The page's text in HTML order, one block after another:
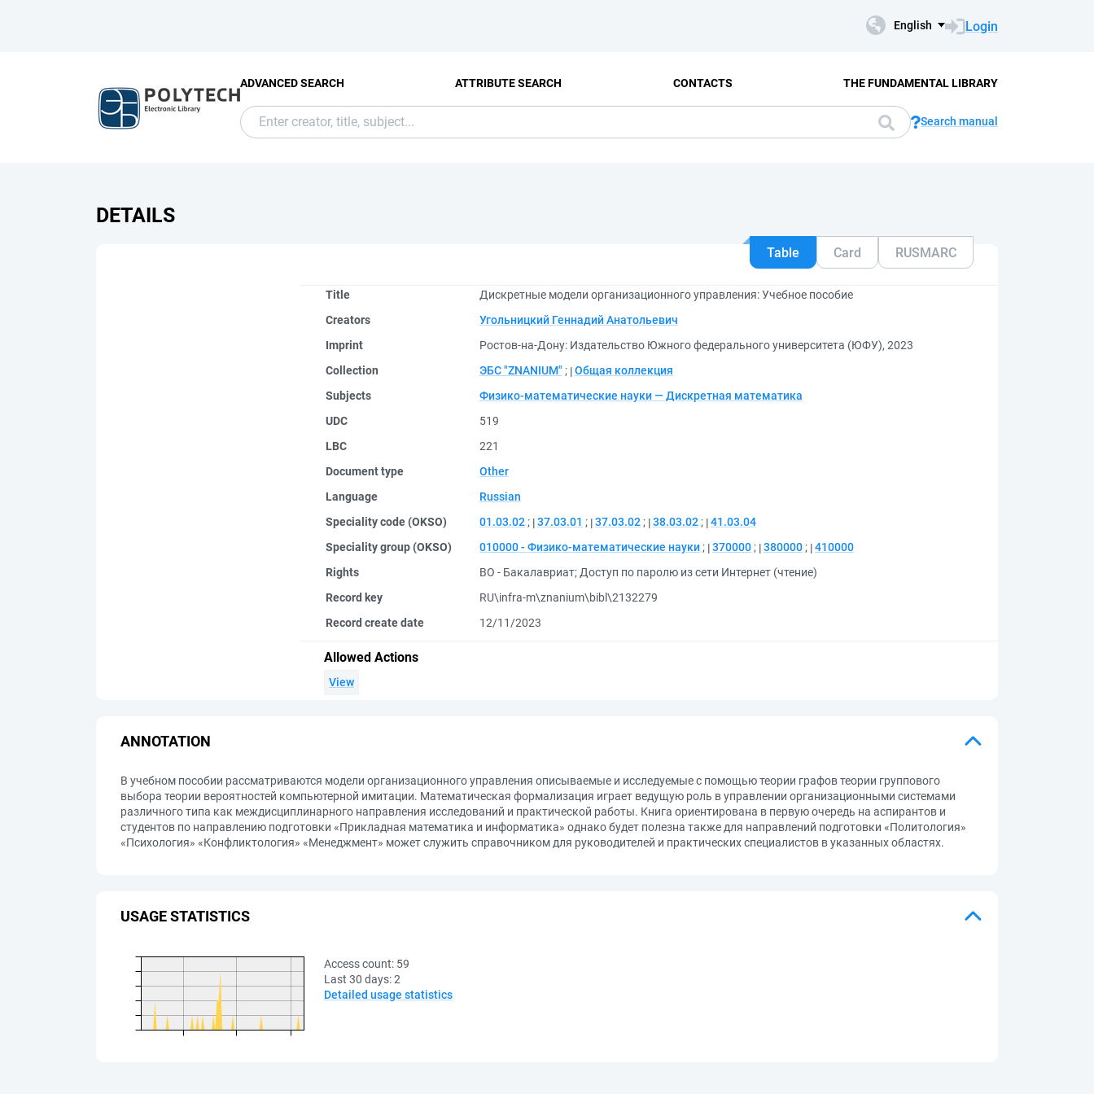
English Login
ADVANCED SEARCH ATTRIBUTE SEARCH CONTACTS THE FUNDAMENTAL LIBRARY
Search manual
DETAILS
Table Card RUSMARC
Title
Дискретные модели организационного управления: Учебное пособие
Creators
Угольницкий Геннадий Анатольевич
Imprint
Ростов-на-Дону: Издательство Южного федерального университета (ЮФУ), 2023
Collection
ЭБС "ZNANIUM" ; Общая коллекция
Subjects
Физико-математические науки — Дискретная математика
UDC
519
LBC
221
Document type
Other
Language
Russian
Speciality code (OKSO)
01.03.02 ; 37.03.01 ; 37.03.02 ; 38.03.02 ; 41.03.04
Speciality group (OKSO)
010000 - Физико-математические науки ; 370000 ; 380000 ; 410000
Rights
ВО - Бакалавриат; Доступ по паролю из сети Интернет (чтение)
Record key
RU\infra-m\znanium\bibl\2132279
Record create date
12/11/2023
Allowed Actions
View
ANNOTATION
В учебном пособии рассматриваются модели организационного управления описываемые и исследуемые с помощью теории графов теории группового
выбора теории вероятностей компьютерной имитации. Математическая формализация играет ведущую роль в управлении организационными системами
различного типа как междисциплинарного направления исследований и практической работы. Книга ориентирована в первую очередь на аспирантов и
студентов по направлению подготовки «Прикладная математика и информатика» однако будет полезна также для направлений подготовки «Политология»
«Психология» «Конфликтология» «Менеджмент» может служить справочником для руководителей и практических специалистов в указанных областях.
USAGE STATISTICS
Access count: 59
Last 30 days:2
Detailed usage statistics